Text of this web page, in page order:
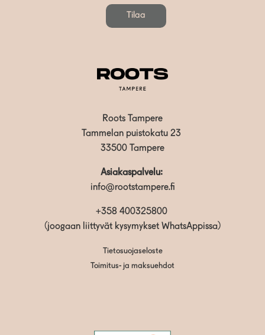
Tilaa
Roots Tampere
Tammelan puistokatu 23
33500 Tampere
Asiakaspalvelu:
info@rootstampere.fi
+358 400325800
(joogaan liittyvät kysymykset WhatsAppissa)
Tietosuojaseloste
Toimitus- ja maksuehdot